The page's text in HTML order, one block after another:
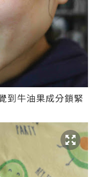
到牛油果成分鎖緊